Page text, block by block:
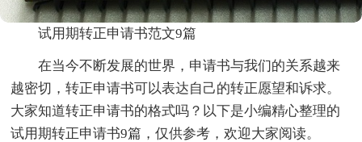
试用期转正申请书范文9篇
在当今不断发展的世界，申请书与我们的关系越来
越密切，转正申请书可以表达自己的转正愿望和诉求。
大家知道转正申请书的格式吗？以下是小编精心整理的
试用期转正申请书9篇，仅供参考，欢迎大家阅读。